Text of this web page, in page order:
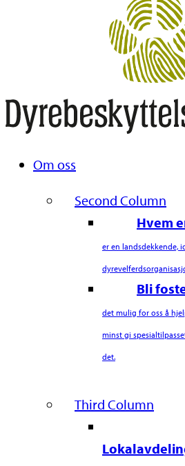
NavigerOm oss
Second Column
Hvem
er en landsdekkende,
Bli
det mulig for oss å
minst gi
det.
Third Column